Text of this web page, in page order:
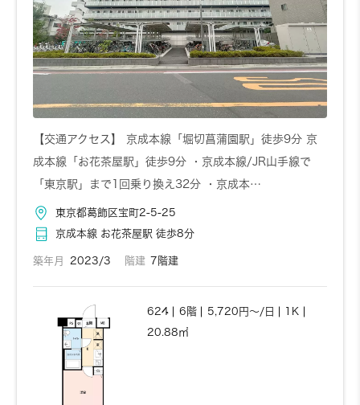
【交通アクセス】 京成本線「堀切菖蒲園駅」徒歩9分 京
成本線「お花茶屋駅」徒歩9分 ・京成本線/JR山手線で
「東京駅」まで1回乗り換え32分 ・京成本…
東京都葛飾区宝町2-5-25
京成本線 お花茶屋駅 徒歩8分
築年月 2023/3 階建 7階建
624 6階 5,720円～/日
1K
20.88㎡